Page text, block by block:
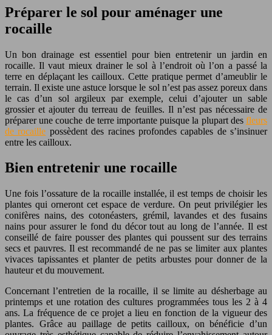
Préparer le sol pour aménager une
rocaille
Un bon drainage est essentiel pour bien entretenir un jardin en
rocaille. Il vaut mieux drainer le sol à l’endroit où l’on a passé la
terre en déplaçant les cailloux. Cette pratique permet d’ameublir le
terrain. Il existe une astuce lorsque le sol n’est pas assez poreux dans
le cas d’un sol argileux par exemple, celui d’ajouter un sable
grossier et ajouter du terreau de feuilles. Il n’est pas nécessaire de
préparer une couche de terre importante puisque la plupart des fleurs
de rocaille possèdent des racines profondes capables de s’insinuer
entre les cailloux.
Bien entretenir une rocaille
Une fois l’ossature de la rocaille installée, il est temps de choisir les
plantes qui orneront cet espace de verdure. On peut privilégier les
conifères nains, des cotonéasters, grémil, lavandes et des fusains
nains pour assurer le fond du décor tout au long de l’année. Il est
conseillé de faire pousser des plantes qui poussent sur des terrains
secs et pauvres. Il est recommandé de ne pas se limiter aux plantes
vivaces tapissantes et planter de petits arbustes pour donner de la
hauteur et du mouvement.
Concernant l’entretien de la rocaille, il se limite au désherbage au
printemps et une rotation des cultures programmées tous les 2 à 4
ans. La fréquence de ce projet a lieu en fonction de la vigueur des
plantes. Grâce au paillage de petits cailloux, on bénéficie d’un